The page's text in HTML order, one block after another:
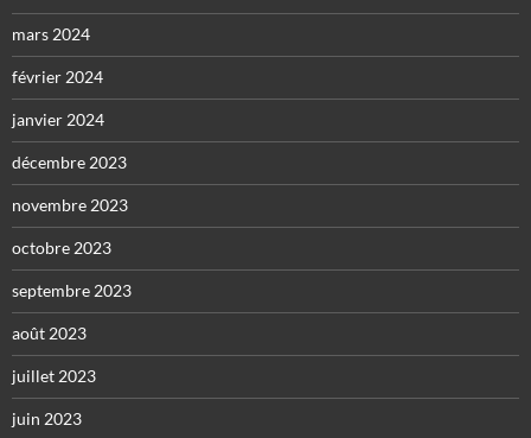
mars 2024
février 2024
janvier 2024
décembre 2023
novembre 2023
octobre 2023
septembre 2023
août 2023
juillet 2023
juin 2023